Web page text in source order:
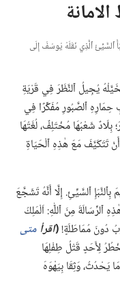
ٱلسَّيِّئُ ٱلَّذِي نَقَلَهُ يُوسُفُ إِلَى
يُجِيلُ ٱلنَّظَرَ فِي قَرْيَةِ
ٱلصَّبُورِ مُفَكِّرًا فِي
بِلَادٌ شَعْبُهَا مُخْتَلِفٌ،‏ لُغَتُهَا
تَتَكَيَّفَ مَعَ هٰذِهِ ٱلْحَيَاةِ
ٱلسَّيِّئِ.‏ إِلَّا أَنَّهُ تَشَجَّعَ
ٱلرِّسَالَةَ مِنَ ٱللّٰهِ:‏ اَلْمَلِكُ
دُونَ مُمَاطَلَةٍ!‏‏(‏اقرأ متى
لِأَحَدٍ قَتْلُ طِفْلِهَا
يَحْدُثُ،‏ وَثِقَا بِيَهْوَهَ